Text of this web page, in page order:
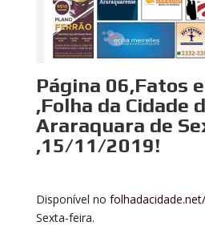
Página 06,Fatos
,Folha da Cidade
Araraquara de
,15/11/2019!
Disponível no
Sexta-feira.